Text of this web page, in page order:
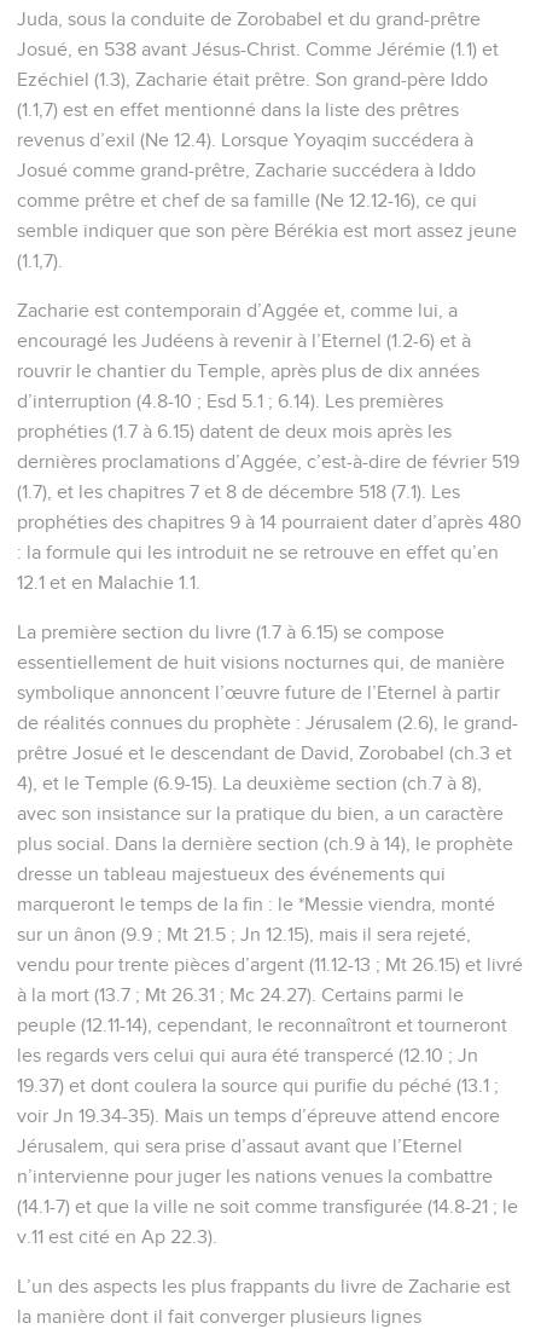
Juda, sous la conduite de Zorobabel et du grand-prêtre
Josué, en 538 avant Jésus-Christ. Comme Jérémie (1.1) et
Ezéchiel (1.3), Zacharie était prêtre. Son grand-père Iddo
(1.1,7) est en effet mentionné dans la liste des prêtres
revenus d’exil (Ne 12.4). Lorsque Yoyaqim succédera à
Josué comme grand-prêtre, Zacharie succédera à Iddo
comme prêtre et chef de sa famille (Ne 12.12-16), ce qui
semble indiquer que son père Bérékia est mort assez jeune
(1.1,7).
Zacharie est contemporain d’Aggée et, comme lui, a
encouragé les Judéens à revenir à l’Eternel (1.2-6) et à
rouvrir le chantier du Temple, après plus de dix années
d’interruption (4.8-10 ; Esd 5.1 ; 6.14). Les premières
prophéties (1.7 à 6.15) datent de deux mois après les
dernières proclamations d’Aggée, c’est-à-dire de février 519
(1.7), et les chapitres 7 et 8 de décembre 518 (7.1). Les
prophéties des chapitres 9 à 14 pourraient dater d’après 480
: la formule qui les introduit ne se retrouve en effet qu’en
12.1 et en Malachie 1.1.
La première section du livre (1.7 à 6.15) se compose
essentiellement de huit visions nocturnes qui, de manière
symbolique annoncent l’œuvre future de l’Eternel à partir
de réalités connues du prophète : Jérusalem (2.6), le grand-
prêtre Josué et le descendant de David, Zorobabel (ch.3 et
4), et le Temple (6.9-15). La deuxième section (ch.7 à 8),
avec son insistance sur la pratique du bien, a un caractère
plus social. Dans la dernière section (ch.9 à 14), le prophète
dresse un tableau majestueux des événements qui
marqueront le temps de la fin : le *Messie viendra, monté
sur un ânon (9.9 ; Mt 21.5 ; Jn 12.15), mais il sera rejeté,
vendu pour trente pièces d’argent (11.12-13 ; Mt 26.15) et livré
à la mort (13.7 ; Mt 26.31 ; Mc 24.27). Certains parmi le
peuple (12.11-14), cependant, le reconnaîtront et tourneront
les regards vers celui qui aura été transpercé (12.10 ; Jn
19.37) et dont coulera la source qui purifie du péché (13.1 ;
voir Jn 19.34-35). Mais un temps d’épreuve attend encore
Jérusalem, qui sera prise d’assaut avant que l’Eternel
n’intervienne pour juger les nations venues la combattre
(14.1-7) et que la ville ne soit comme transfigurée (14.8-21 ; le
v.11 est cité en Ap 22.3).
L’un des aspects les plus frappants du livre de Zacharie est
la manière dont il fait converger plusieurs lignes